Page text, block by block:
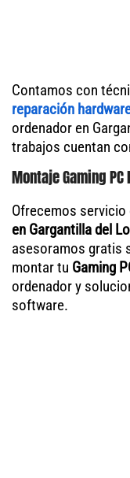
Contamos con
reparación
ordenador en
trabajos cuentan
Montaje Gaming
Ofrecemos servicio
en Gargantilla del
asesoramos gratis
montar tu Gaming
ordenador y
software.